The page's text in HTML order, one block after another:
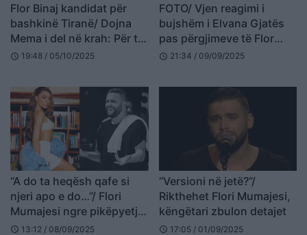
Flor Binaj kandidat për
bashkinë Tiranë/ Dojna
Mema i del në krah: Për të
gjithë ata që besojnë te e
schedule 19:48 / 05/10/2025
FOTO/ Vjen reagimi i
bujshëm i Elvana Gjatës
pas përgjimeve të Flor
Mumajesit
schedule 21:34 / 09/09/2025
“A do ta heqësh qafe si
njeri apo e do…”/ Flori
Mumajesi ngre pikëpyetje
me postimin misterioz,
schedule 13:12 / 08/09/2025
“Versioni në jetë?”/
Rikthehet Flori Mumajesi,
këngëtari zbulon detajet
schedule 17:05 / 01/09/2025